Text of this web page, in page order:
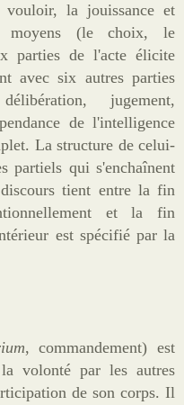
la jouissance et
moyens (le choix, le
parties de l'acte élicite
avec six autres parties
jugement,
de l'intelligence
La structure de celui-
partiels qui s'enchaînent
tient entre la fin
et la fin
est spécifié par la
, commandement) est
volonté par les autres
de son corps. Il